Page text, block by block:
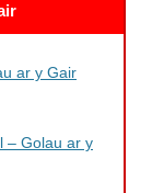
ar y Gair
– Golau ar y